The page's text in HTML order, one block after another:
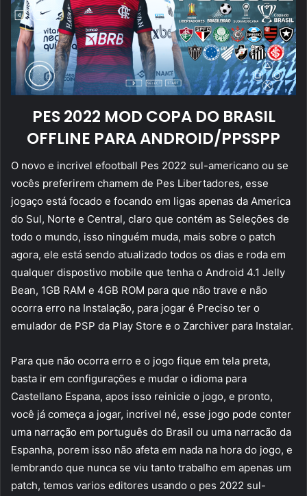
PES 2022 MOD COPA DO BRASIL
OFFLINE PARA ANDROID/PPSSPP
O novo e incrivel efootball Pes 2022 sul-americano ou se
vocês preferirem chamem de Pes Libertadores, esse
jogaço está focado e focando em ligas apenas da America
do Sul, Norte e Central, claro que contém as Seleções de
todo o mundo, isso ninguém muda, mais sobre o patch
agora, ele está sendo atualizado todos os dias e roda em
qualquer dispostivo mobile que tenha o Android 4.1 Jelly
Bean, 1GB RAM e 4GB ROM para que não trave e não
ocorra erro na Instalação, para jogar é Preciso ter o
emulador de PSP da Play Store e o Zarchiver para Instalar.
Para que não ocorra erro e o jogo fique em tela preta,
basta ir em configurações e mudar o idioma para
Castellano Espana, apos isso reinicie o jogo, e pronto,
você já começa a jogar, incrivel né, esse jogo pode conter
uma narração em português do Brasil ou uma narracão da
Espanha, porem isso não afeta em nada na hora do jogo, e
lembrando que nunca se viu tanto trabalho em apenas um
patch, temos varios editores usando o pes 2022 sul-